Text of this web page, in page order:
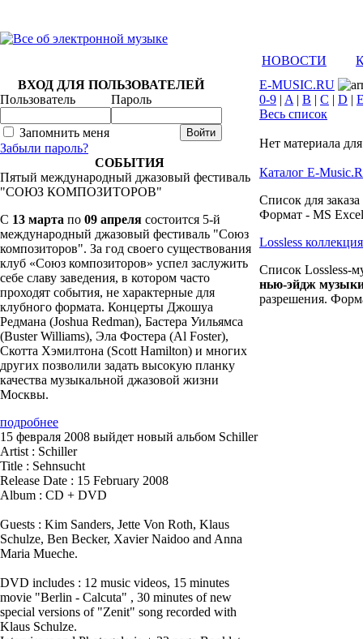
НОВОСТИ
ВХОД ДЛЯ ПОЛЬЗОВАТЕЛЕЙ
Пользователь
Пароль
Запомнить меня
Забыли пароль?
СОБЫТИЯ
Пятый международный джазовый фестиваль
"СОЮЗ КОМПОЗИТОРОВ"
C 13 марта по 09 апреля состоится 5-й
международный джазовый фестиваль "Союз
композиторов". За год своего существования
клуб «Союз композиторов» успел заслужить
себе славу заведения, в котором часто
проходят события, не характерные для
клубного формата. Концерты Джошуа
Редмана (Joshua Redman), Бастера Уильямса
(Buster Williams), Эла Фостера (Al Foster),
Скотта Хэмилтона (Scott Hamilton) и многих
других позволили задать высокую планку
качества музыкальной джазовой жизни
Москвы.
подробнее
15 февраля 2008 выйдет новый альбом Schiller
Artist : Schiller
Title : Sehnsucht
Release Date : 15 February 2008
Album : CD + DVD
Guests : Kim Sanders, Jette Von Roth, Klaus
Schulze, Ben Becker, Xavier Naidoo and Anna
Maria Mueche.
DVD includes : 12 music videos, 15 minutes
movie "Berlin - Calcuta" , 30 minutes of new
special versions of "Zenit" song recorded with
Klaus Schulze.
E-MUSIC.RU
0-9 | A | B | C | D |
Весь список
Нет материала
Каталог E-
Список для
Формат - MS
Lossless
Список Lossless-
нью-эйдж
разрешения.